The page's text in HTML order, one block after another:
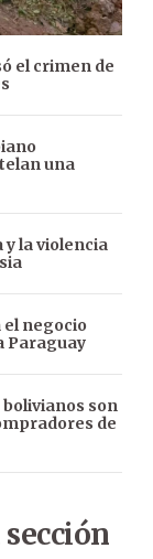
el crimen de
una
y la violencia
el negocio
Paraguay
son
de